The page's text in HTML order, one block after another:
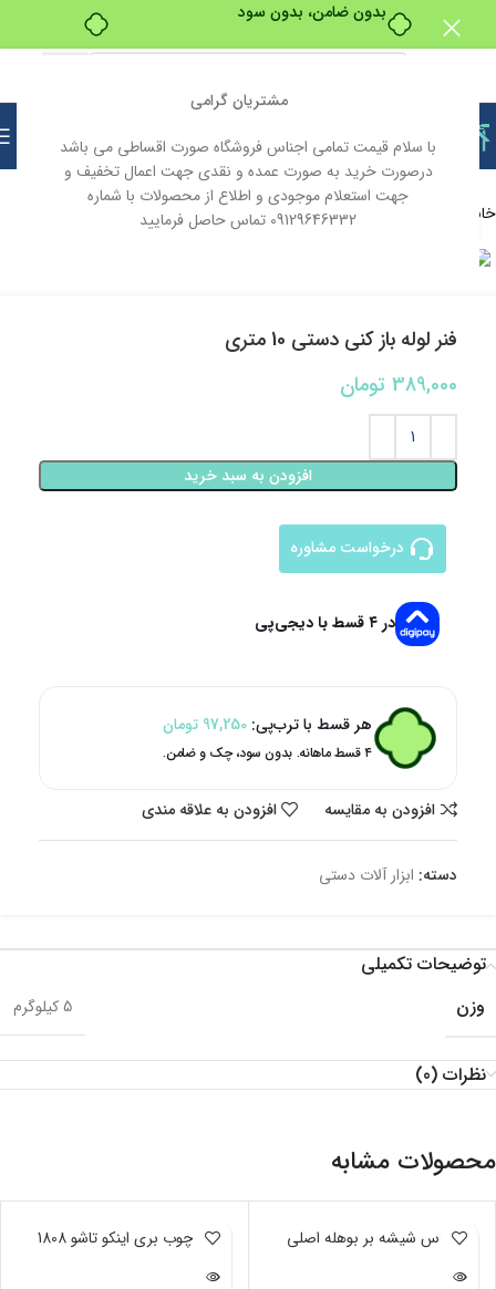
مشتریان گرامی
با سلام قیمت تمامی اجناس فروشگاه صورت اقساطی می باشد
درصورت خرید به صورت عمده و نقدی جهت اعمال تخفیف و
جهت استعلام موجودی و اطلاع از محصولات با شماره
09129646332 تماس حاصل فرمایید
بدون ضامن، بدون سود
خانه ابزار آلات ابزار آلات دستی
بزرگنمایی تصویر
فنر لوله باز کنی دستی 10 متری
389,000 تومان
افزودن به سبد خرید
درخواست مشاوره
در ۴ قسط با دیجی‌پی
هر قسط با ترب‌پی: 97,250 تومان
۴ قسط ماهانه. بدون سود، چک و ضامن.
افزودن به مقایسه افزودن به علاقه مندی
دسته: ابزار آلات دستی
توضیحات تکمیلی
وزن
5 کیلوگرم
نظرات (0)
محصولات مشابه
ناموجود
الماس شیشه بر بوهله اصلی ناموجود
اره چوب بری اینکو تاشو 1808